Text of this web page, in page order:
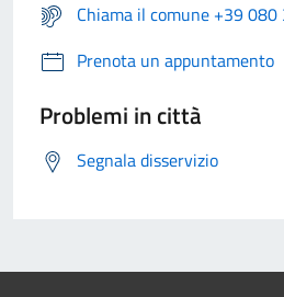
Chiama il comune +39
Prenota un appuntamento
Problemi in città
Segnala disservizio